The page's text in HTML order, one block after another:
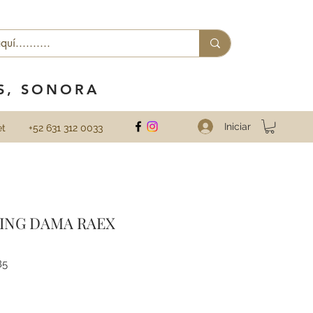
SONORA
+52 631 312 0033 Iniciar
DAMA RAEX